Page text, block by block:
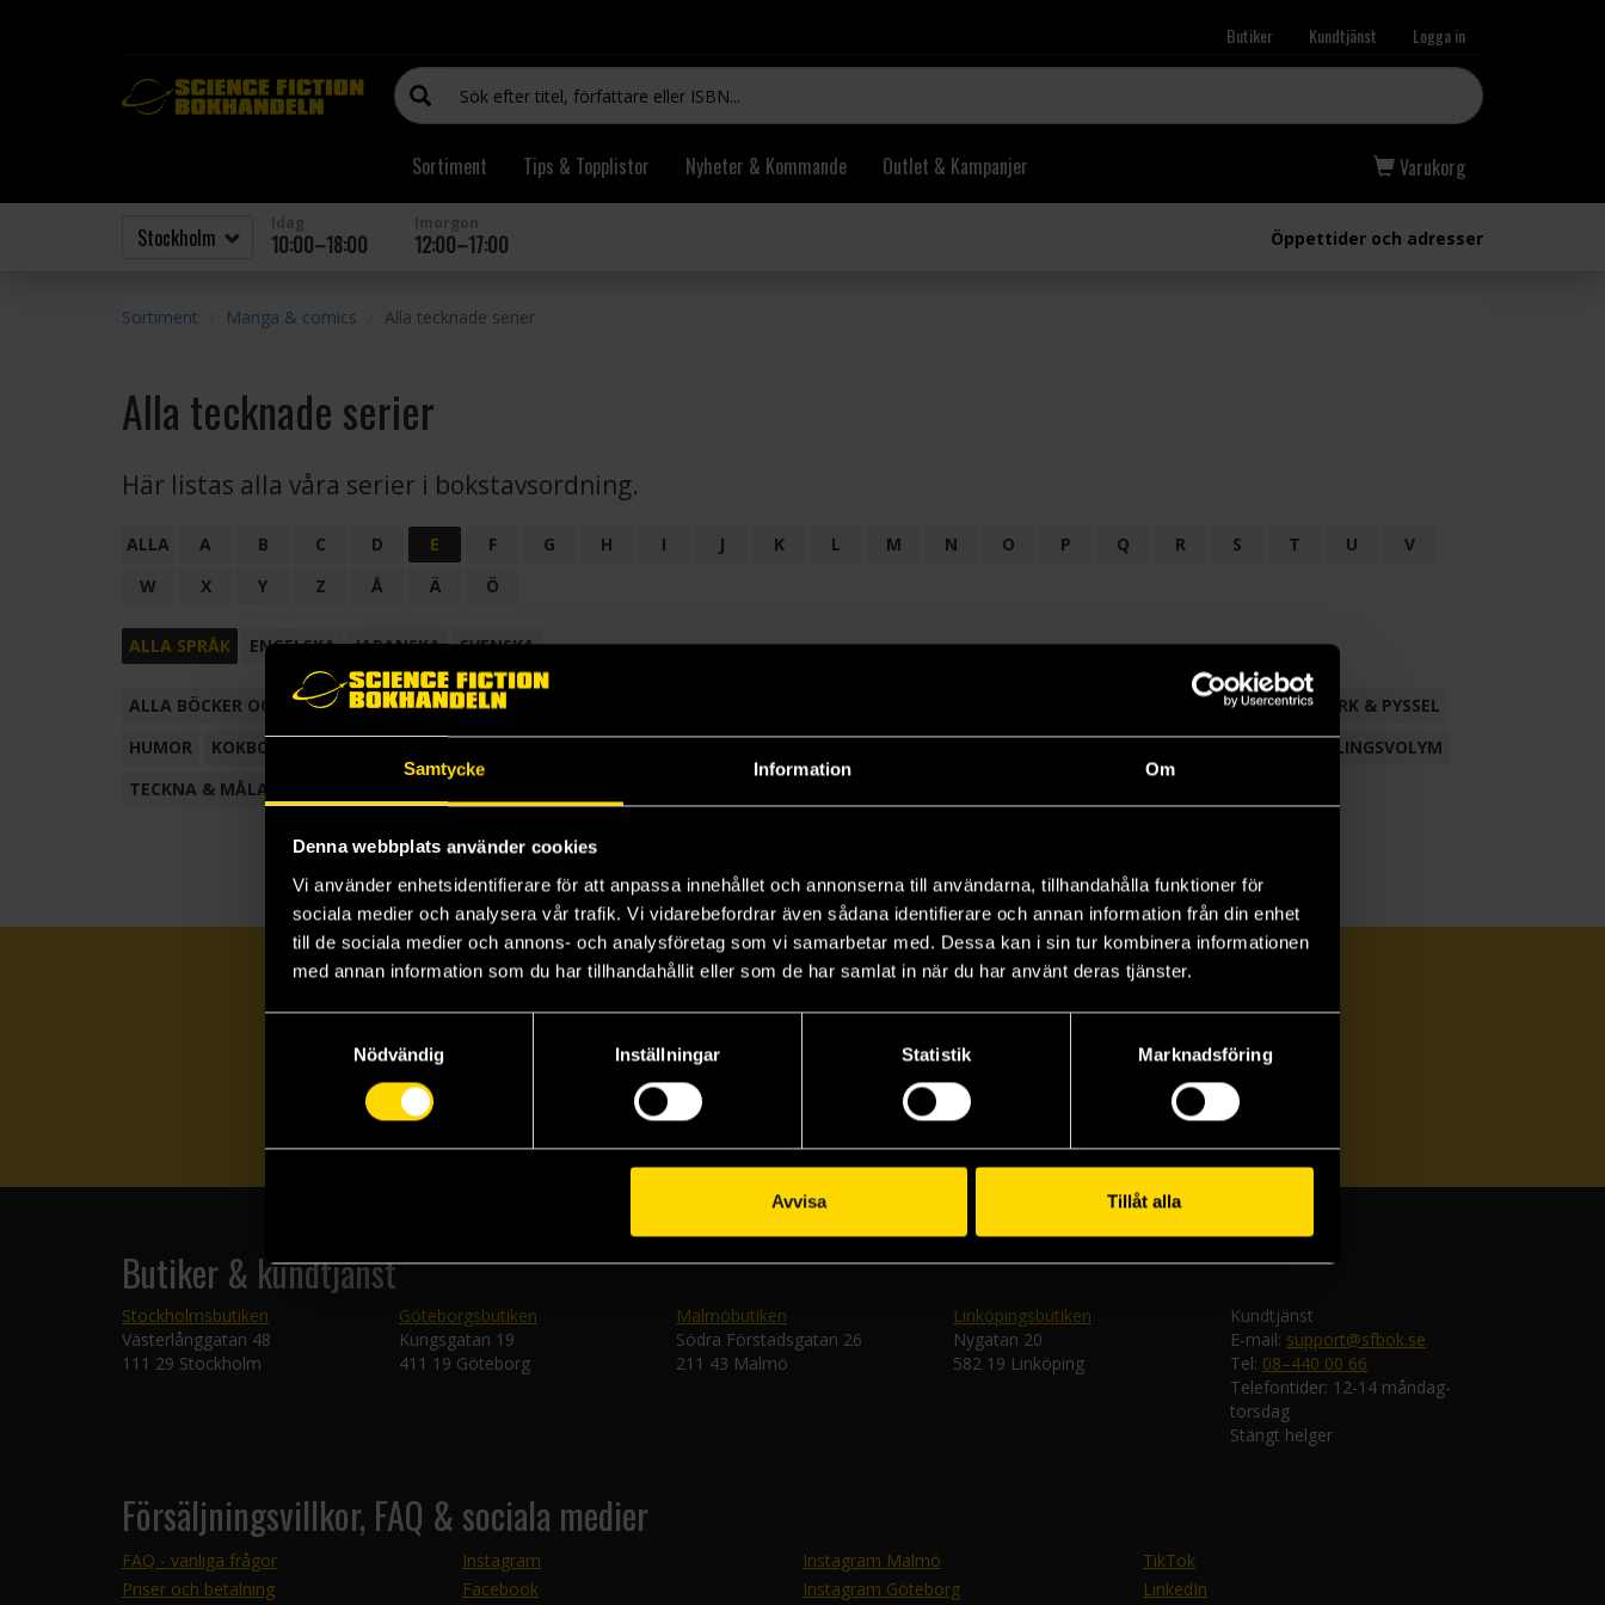
Samtycke Information Om
Denna webbplats använder cookies
Vi använder enhetsidentifierare för att anpassa innehållet och annonserna till användarna, tillhandahålla funktioner för
sociala medier och analysera vår trafik. Vi vidarebefordrar även sådana identifierare och annan information från din enhet
till de sociala medier och annons- och analysföretag som vi samarbetar med. Dessa kan i sin tur kombinera informationen
med annan information som du har tillhandahållit eller som de har samlat in när du har använt deras tjänster.
Nödvändig
Inställningar Statistik Marknadsföring
Avvisa Tillåt alla
Butiker Kundtjänst Logga in
Sortiment Tips & Topplistor Nyheter & Kommande Outlet & Kampanjer Varukorg
10:00–18:00 12:00–17:00 Öppettider och adresser
Sortiment Manga & comics Alla tecknade serier
Alla tecknade serier
Här listas alla våra serier i bokstavsordning.
ALLA A B C D E F G H I J K L M N O P Q R S T U
V
W
X Y Z Å Ä Ö
ALLA SPRÅK ENGELSKA JAPANSKA SVENSKA
ALLA BÖCKER OCH TECKNADE SERIER ANTOLOGI FACKLITTERATUR
HANTVERK & PYSSEL
HUMOR
KOKBOK
SAMLINGSVOLYM
TECKNA & MÅLA
Prenumerera på vårt nyhetsbrev
Butiker & kundtjänst
Stockholmsbutiken
Västerlånggatan 48
111 29 Stockholm
Göteborgsbutiken
Kungsgatan 19
411 19 Göteborg
Malmöbutiken
Södra Förstadsgatan 26
211 43 Malmö
Linköpingsbutiken
Nygatan 20
582 19 Linköping
Kundtjänst
E-mail: support@sfbok.se
Tel: 08–440 00 66
Telefontider: 12-14 måndag-
torsdag
Stängt helger
Försäljningsvillkor, FAQ & sociala medier
FAQ - vanliga frågor
Priser och betalning
Instagram
Facebook
Instagram Malmö
Instagram Göteborg
TikTok
LinkedIn